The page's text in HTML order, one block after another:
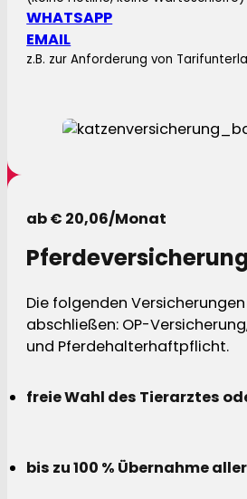
WHATSAPP
EMAIL
z.B. zur Anforderung von
ab € 20,06/Monat
Die folgenden
abschließen: OP-
und Pferdehalterhaftpflicht.
freie Wahl des Tierarztes
bis zu 100 % Übernahme